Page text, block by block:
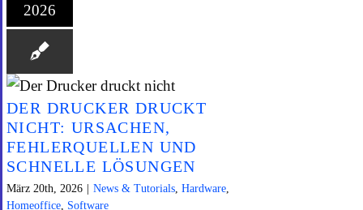
2026
DER DRUCKER DRUCKT
NICHT: URSACHEN,
FEHLERQUELLEN UND
SCHNELLE LÖSUNGEN
März 20th, 2026 | News & Tutorials Hardware
Homeoffice Software